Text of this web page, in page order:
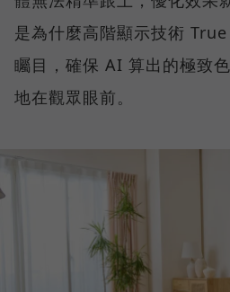
是為什麼高階顯示技術
矚目，確保 AI 算出的極致
地在觀眾眼前。